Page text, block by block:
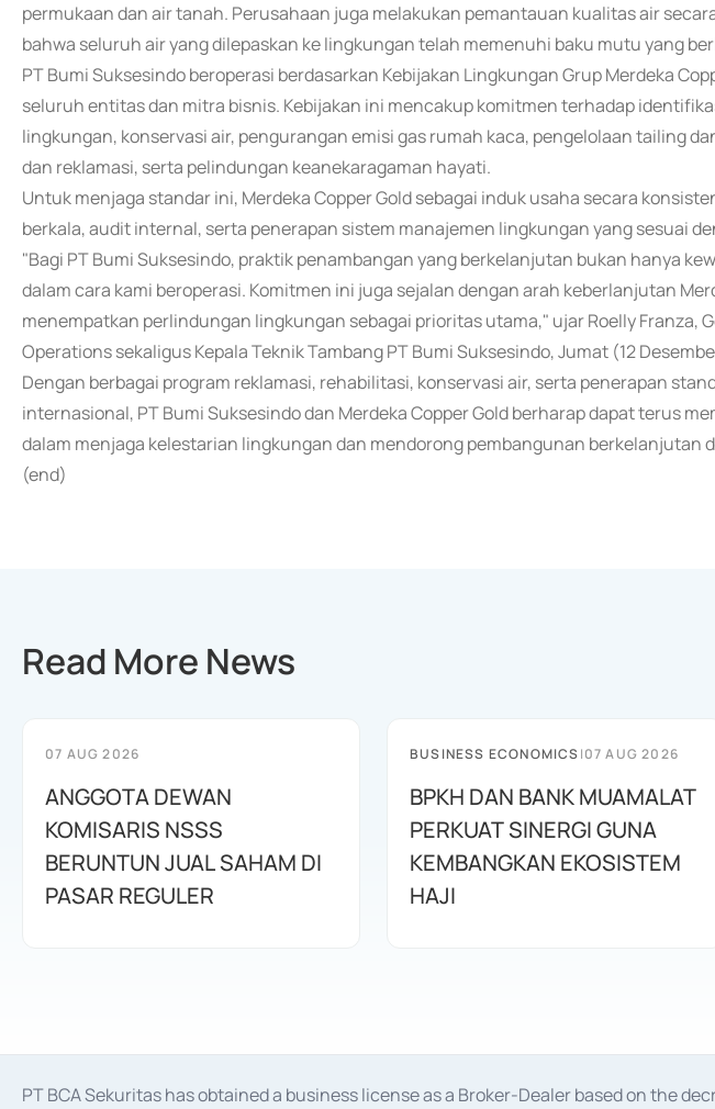
permukaan dan air tanah. Perusahaan juga melakukan pemantauan kualitas air
bahwa seluruh air yang dilepaskan ke lingkungan telah memenuhi baku mutu yang
PT Bumi Suksesindo beroperasi berdasarkan Kebijakan Lingkungan Grup Merdeka
seluruh entitas dan mitra bisnis. Kebijakan ini mencakup komitmen terhadap
lingkungan, konservasi air, pengurangan emisi gas rumah kaca, pengelolaan tailing
dan reklamasi, serta pelindungan keanekaragaman hayati.
Untuk menjaga standar ini, Merdeka Copper Gold sebagai induk usaha secara
berkala, audit internal, serta penerapan sistem manajemen lingkungan yang sesuai
"Bagi PT Bumi Suksesindo, praktik penambangan yang berkelanjutan bukan hanya
dalam cara kami beroperasi. Komitmen ini juga sejalan dengan arah keberlanjutan
menempatkan perlindungan lingkungan sebagai prioritas utama," ujar Roelly Franza,
Operations sekaligus Kepala Teknik Tambang PT Bumi Suksesindo, Jumat (12
Dengan berbagai program reklamasi, rehabilitasi, konservasi air, serta penerapan
internasional, PT Bumi Suksesindo dan Merdeka Copper Gold berharap dapat terus
dalam menjaga kelestarian lingkungan dan mendorong pembangunan berkelanjutan
(end)
Read More News
07 AUG 2026
ANGGOTA DEWAN
KOMISARIS NSSS
BERUNTUN JUAL SAHAM DI
PASAR REGULER
BUSINESS ECONOMICS|07 AUG 2026
BPKH DAN BANK MUAMALAT
PERKUAT SINERGI GUNA
KEMBANGKAN EKOSISTEM
HAJI
PT BCA Sekuritas has obtained a business license as a Broker-Dealer based on the